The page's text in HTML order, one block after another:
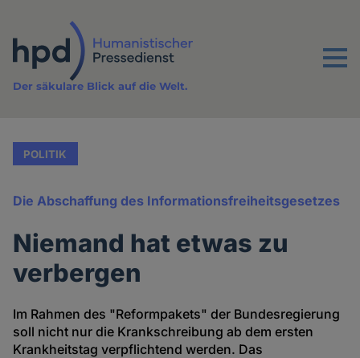
Inhalt
Menu
Der säkulare Blick auf die Welt.
POLITIK
Die Abschaffung des Informationsfreiheitsgesetzes
Niemand hat etwas zu
verbergen
Im Rahmen des "Reformpakets" der Bundesregierung
soll nicht nur die Krankschreibung ab dem ersten
Krankheitstag verpflichtend werden. Das